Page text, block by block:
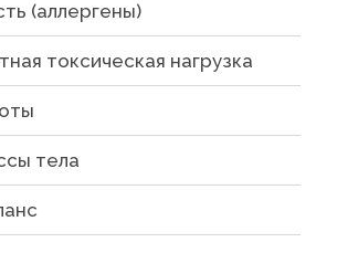
(аллергены)
токсическая нагрузка
тела